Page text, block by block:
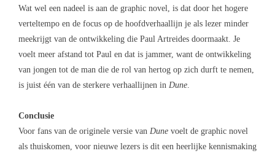
Wat wel een nadeel is aan de graphic novel, is dat door het hogere
verteltempo en de focus op de hoofdverhaallijn je als lezer minder
meekrijgt van de ontwikkeling die Paul Artreides doormaakt. Je
voelt meer afstand tot Paul en dat is jammer, want de ontwikkeling
van jongen tot de man die de rol van hertog op zich durft te nemen,
is juist één van de sterkere verhaallijnen in Dune
Conclusie
Voor fans van de originele versie van Dune voelt de graphic novel
als thuiskomen, voor nieuwe lezers is dit een heerlijke kennismaking